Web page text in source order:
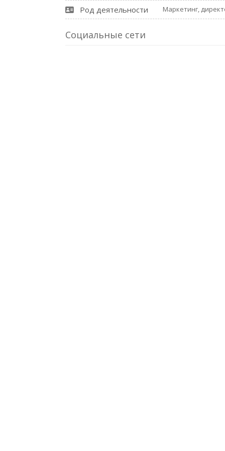
Род деятельности Маркетинг,
Социальные сети